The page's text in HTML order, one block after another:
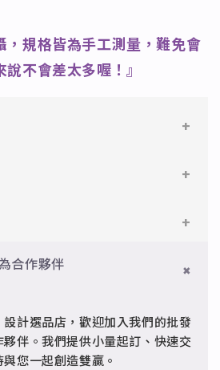
，規格皆為手工測量，難免會
不會差太多喔！』
運與精美包裝，超商取貨或宅配
免運優惠，出貨時間約為2個工作
協助處理。
合作夥伴
計選品店，歡迎加入我們的批發
伴。我們提供小量起訂、快速交
您一起創造雙贏。